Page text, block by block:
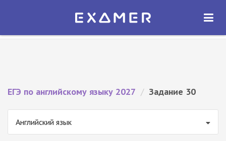
Экзамер — ЕГЭ 2027
ОТКРЫТЬ
ЕГЭ по английскому языку 2027 / Задание 30
Английский язык